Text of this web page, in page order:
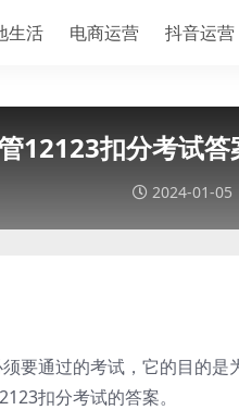
生活 电商运营 抖音运营
12123扣分考试
2024-01-05
要通过的考试，它的目的
扣分考试的答案。